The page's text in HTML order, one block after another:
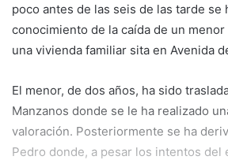
poco antes de las seis de las tarde se
conocimiento de la caída de un
una vivienda familiar sita en Avenida
El menor, de dos años, ha sido
Manzanos donde se le ha realizado
valoración. Posteriormente se ha
Pedro donde, a pesar los intentos del